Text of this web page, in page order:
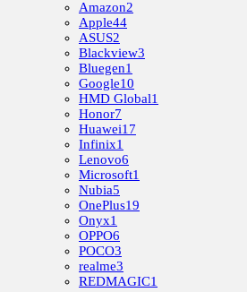
Amazon2
Apple44
ASUS2
Blackview3
Bluegen1
Google10
HMD Global1
Honor7
Huawei17
Infinix1
Lenovo6
Microsoft1
Nubia5
OnePlus19
Onyx1
OPPO6
POCO3
realme3
REDMAGIC1